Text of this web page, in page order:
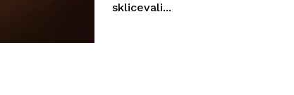
sklicevali...